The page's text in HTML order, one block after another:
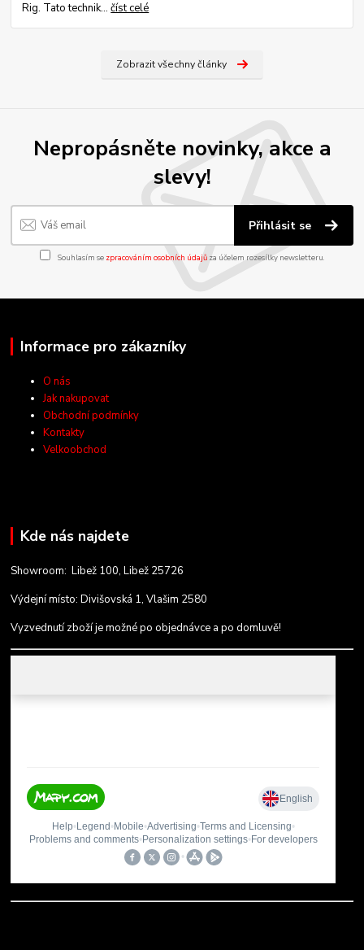
Rig. Tato technik...číst celé
Zobrazit všechny články
Nepropásněte novinky, akce a
slevy!
Přihlásit se
Souhlasím se zpracováním osobních údajůza účelem rozesílky newsletteru.
Informace pro zákazníky
O nás
Jak nakupovat
Obchodní podmínky
Kontakty
Velkoobchod
Kde nás najdete
Showroom: Libež 100, Libež 25726
Výdejní místo: Divišovská 1, Vlašim 2580
Vyzvednutí zboží je možné po objednávce a po domluvě!